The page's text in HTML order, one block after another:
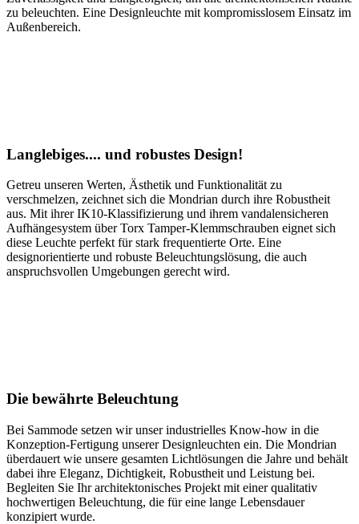
zu beleuchten. Eine Designleuchte mit kompromisslosem Einsatz im
Außenbereich.
Langlebiges.... und robustes Design!
Getreu unseren Werten, Ästhetik und Funktionalität zu
verschmelzen, zeichnet sich die Mondrian durch ihre Robustheit
aus. Mit ihrer IK10-Klassifizierung und ihrem vandalensicheren
Aufhängesystem über Torx Tamper-Klemmschrauben eignet sich
diese Leuchte perfekt für stark frequentierte Orte. Eine
designorientierte und robuste Beleuchtungslösung, die auch
anspruchsvollen Umgebungen gerecht wird.
Die bewährte Beleuchtung
Bei Sammode setzen wir unser industrielles Know-how in die
Konzeption-Fertigung unserer Designleuchten ein. Die Mondrian
überdauert wie unsere gesamten Lichtlösungen die Jahre und behält
dabei ihre Eleganz, Dichtigkeit, Robustheit und Leistung bei.
Begleiten Sie Ihr architektonisches Projekt mit einer qualitativ
hochwertigen Beleuchtung, die für eine lange Lebensdauer
konzipiert wurde.